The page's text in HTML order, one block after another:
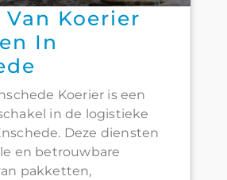
Van Koerier
In
Koerier is een
in de logistieke
Deze diensten
en betrouwbare
pakketten,